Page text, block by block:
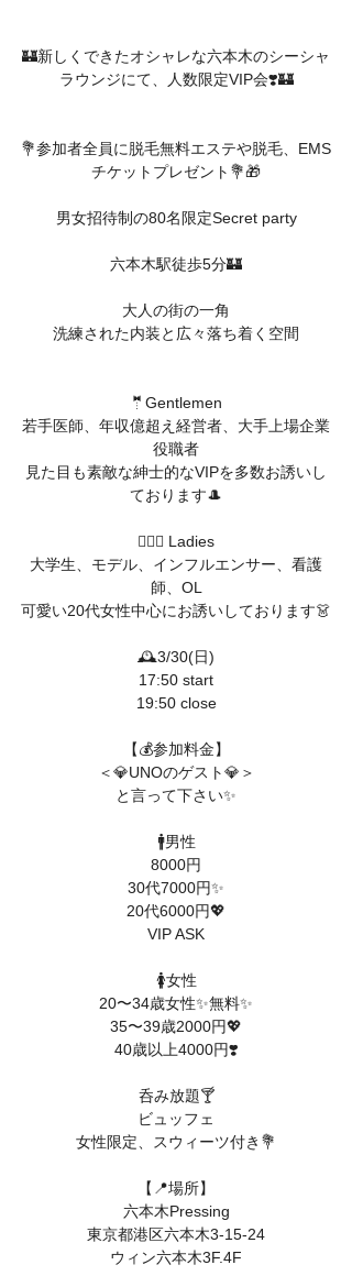
🏰新しくできたオシャレな六本木のシーシャ
ラウンジにて、人数限定VIP会❣️🏰
💐参加者全員に脱毛無料エステや脱毛、EMS
チケットプレゼント💐🎁
男女招待制の80名限定Secret party
六本木駅徒歩5分🏰
大人の街の一角
洗練された内装と広々落ち着く空間
🤵Gentlemen
若手医師、年収億超え経営者、大手上場企業
役職者
見た目も素敵な紳士的なVIPを多数お誘いし
ております🎩
🤵🏼‍♀ Ladies
大学生、モデル、インフルエンサー、看護
師、OL
可愛い20代女性中心にお誘いしております👗
🕰️3/30(日)
17:50 start
19:50 close
【💰参加料金】
＜💎UNOのゲスト💎＞
と言って下さい✨
🚹男性
8000円
30代7000円✨
20代6000円💖
VIP ASK
🚺女性
20〜34歳女性✨無料✨
35〜39歳2000円💖
40歳以上4000円❣️
呑み放題🍸
ビュッフェ
女性限定、スウィーツ付き💐
【📍場所】
六本木Pressing
東京都港区六本木3-15-24
ウィン六本木3F.4F